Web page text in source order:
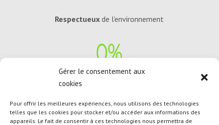
Gérer le consentement aux
cookies
Pour offrir les meilleures expériences, nous utilisons des technologies
telles que les cookies pour stocker et/ou accéder aux informations des
appareils. Le fait de consentir à ces technologies nous permettra de
Respectueux de l’environnement
Exemptsde colorant, de substance chimique, de